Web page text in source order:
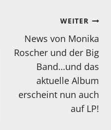
WEITER
News von Monika
Roscher und der Big
Band…und das
aktuelle Album
erscheint nun auch
auf LP!